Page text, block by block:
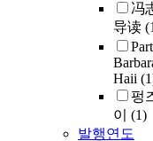
冯
导读
Haii
펑
이 (1)
발행연도